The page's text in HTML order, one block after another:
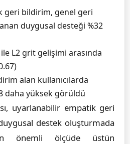
geri bildirim, genel geri
duygusal desteği %32
L2 grit gelişimi arasında
alan kullanıcılarda
daha yüksek görüldü
uyarlanabilir empatik geri
destek oluşturmada
önemli ölçüde üstün